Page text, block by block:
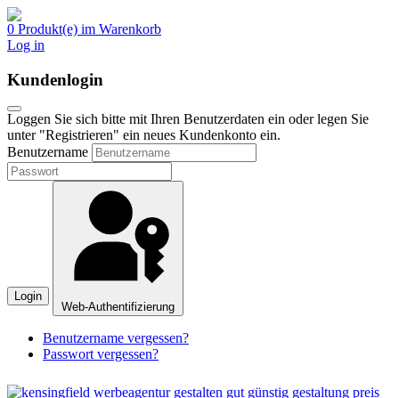
0 Produkt(e) im Warenkorb
Log in
Kundenlogin
Loggen Sie sich bitte mit Ihren Benutzerdaten ein oder legen Sie
unter "Registrieren" ein neues Kundenkonto ein.
Benutzername
Login
Web-Authentifizierung
Benutzername vergessen?
Passwort vergessen?